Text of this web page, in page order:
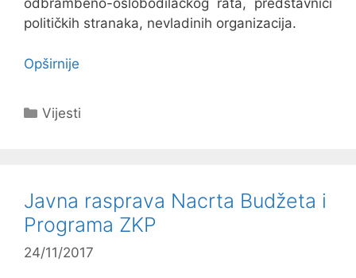
odbrambeno-oslobodilačkog rata, predstavnici
političkih stranaka, nevladinih organizacija.
Opširnije
Kategorije
Vijesti
Javna rasprava Nacrta Budžeta i
Programa ZKP
24/11/2017